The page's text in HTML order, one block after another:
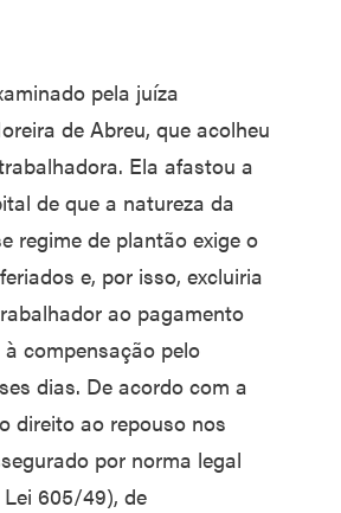
pela juíza
de Abreu, que acolheu
Ela afastou a
de que a natureza da
regime de plantão exige o
e, por isso, excluiria
ao pagamento
compensação pelo
dias. De acordo com a
direito ao repouso nos
por norma legal
605/49), de